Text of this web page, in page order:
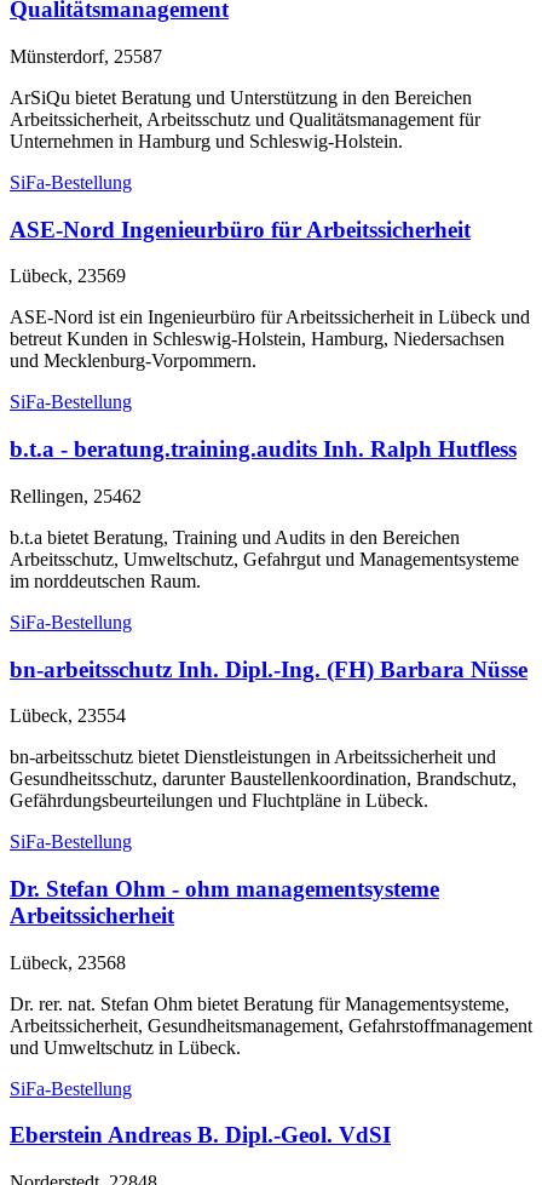
Qualitätsmanagement
Münsterdorf, 25587
ArSiQu bietet Beratung und Unterstützung in den Bereichen
Arbeitssicherheit, Arbeitsschutz und Qualitätsmanagement für
Unternehmen in Hamburg und Schleswig-Holstein.
SiFa-Bestellung
ASE-Nord Ingenieurbüro für Arbeitssicherheit
Lübeck, 23569
ASE-Nord ist ein Ingenieurbüro für Arbeitssicherheit in Lübeck und
betreut Kunden in Schleswig-Holstein, Hamburg, Niedersachsen
und Mecklenburg-Vorpommern.
SiFa-Bestellung
b.t.a - beratung.training.audits Inh. Ralph Hutfless
Rellingen, 25462
b.t.a bietet Beratung, Training und Audits in den Bereichen
Arbeitsschutz, Umweltschutz, Gefahrgut und Managementsysteme
im norddeutschen Raum.
SiFa-Bestellung
bn-arbeitsschutz Inh. Dipl.-Ing. (FH) Barbara Nüsse
Lübeck, 23554
bn-arbeitsschutz bietet Dienstleistungen in Arbeitssicherheit und
Gesundheitsschutz, darunter Baustellenkoordination, Brandschutz,
Gefährdungsbeurteilungen und Fluchtpläne in Lübeck.
SiFa-Bestellung
Dr. Stefan Ohm - ohm managementsysteme
Arbeitssicherheit
Lübeck, 23568
Dr. rer. nat. Stefan Ohm bietet Beratung für Managementsysteme,
Arbeitssicherheit, Gesundheitsmanagement, Gefahrstoffmanagement
und Umweltschutz in Lübeck.
SiFa-Bestellung
Eberstein Andreas B. Dipl.-Geol. VdSI